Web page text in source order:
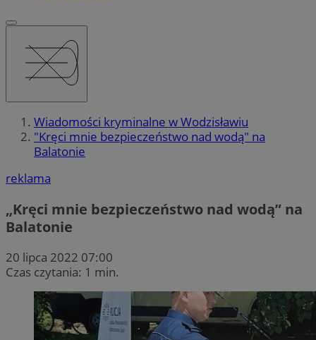
Wiadomości kryminalne w Wodzisławiu
"Kręci mnie bezpieczeństwo nad wodą" na
Balatonie
reklama
„Kręci mnie bezpieczeństwo nad wodą” na
Balatonie
20 lipca 2022 07:00
Czas czytania: 1 min.